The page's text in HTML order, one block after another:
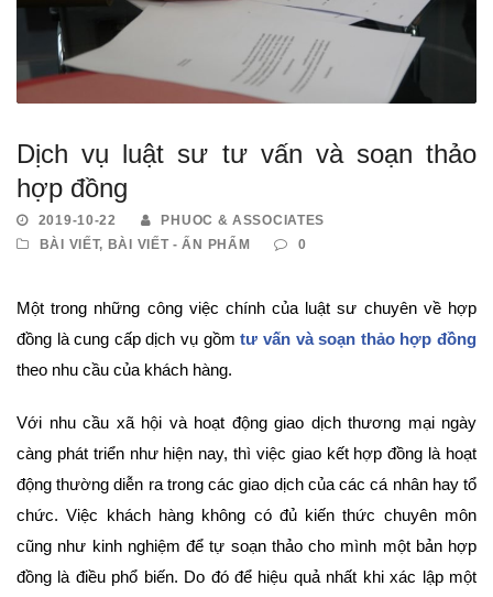
Dịch vụ luật sư tư vấn và soạn thảo
hợp đồng
2019-10-22
PHUOC & ASSOCIATES
BÀI VIẾT, BÀI VIẾT - ẤN PHẨM 0
Một trong những công việc chính của luật sư chuyên về hợp
đồng là cung cấp dịch vụ gồmtư vấn và soạn thảo hợp đồng
theo nhu cầu của khách hàng.
Với nhu cầu xã hội và hoạt động giao dịch thương mại ngày
càng phát triển như hiện nay, thì việc giao kết hợp đồng là hoạt
động thường diễn ra trong các giao dịch của các cá nhân hay tổ
chức. Việc khách hàng không có đủ kiến thức chuyên môn
cũng như kinh nghiệm để tự soạn thảo cho mình một bản hợp
đồng là điều phổ biến. Do đó để hiệu quả nhất khi xác lập một